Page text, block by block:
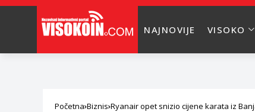
NAJNOVIJE VISOKO
Početna Biznis Ryanair opet snizio cijene karata iz